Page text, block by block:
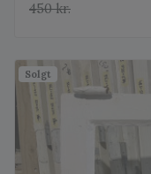
450 kr.
Solgt